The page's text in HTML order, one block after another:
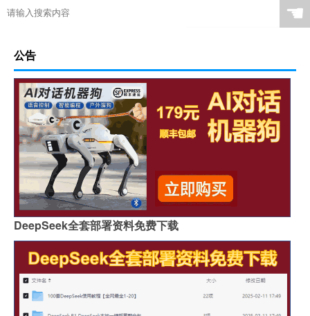
☚
公告
DeepSeek全套部署资料免费下载